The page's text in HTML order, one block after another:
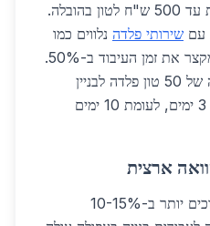
הלוגיסטיקה המקומית חוסכת עד 500 ש"ח לטון בהובלה.
עם שירותי פלדה נלווים כמו
חיתוך וגיהוץ במקום, מה שמקצר את זמן העיבוד ב-50%.
דוגמה: פרויקט בנייה בעפולה של 50 טון פלדה לבניין
רב-קומות סיים אספקה תוך 3 ימים, לעומת 10 ימים
ארצית
מחירי הפלדה באזור צפון נמוכים יותר ב-10-15%